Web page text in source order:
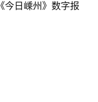
《今日嵊州》数字报